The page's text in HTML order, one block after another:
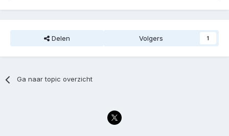
Delen Volgers 1
Ga naar topic overzicht